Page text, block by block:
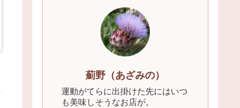
薊野（あざみの）
運動がてらに出掛けた先にはいつ
も美味しそうなお店が。